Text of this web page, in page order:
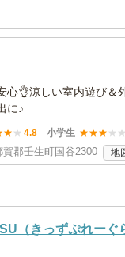
心👌涼しい室内遊び＆
に♪
★ ★ 4.8 小学生 ★★★ ★ ★
郡壬生町国谷2300 地
（きっずぷれーぐ